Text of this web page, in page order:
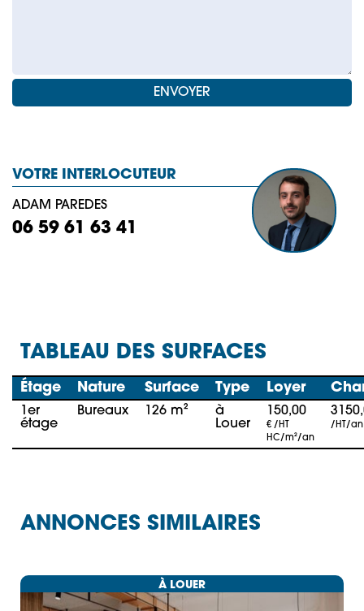
VOTRE INTERLOCUTEUR
ADAM PAREDES
06 59 61 63 41
TABLEAU DES SURFACES
Étage Nature Surface Type Loyer
1er
étage
Bureaux 126 m²
à
Louer
150,00
€ /HT
HC/m²/an
/HT/an
ANNONCES SIMILAIRES
À LOUER